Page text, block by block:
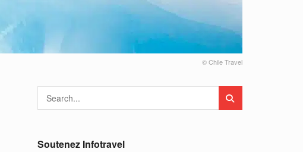
© Chile Travel
Soutenez Infotravel